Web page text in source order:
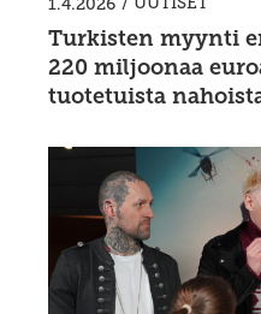
1.4.2026
Turkisten myynti
220 miljoonaa
tuotetuista